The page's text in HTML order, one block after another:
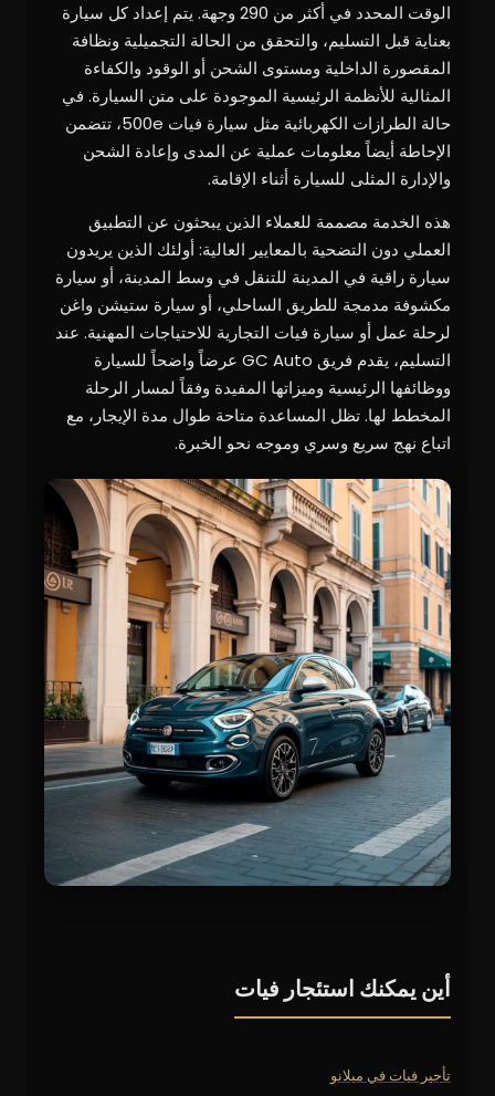
الوقت المحدد في أكثر من 290 وجهة. يتم إعداد كل سيارة
بعناية قبل التسليم، والتحقق من الحالة التجميلية ونظافة
المقصورة الداخلية ومستوى الشحن أو الوقود والكفاءة
المثالية للأنظمة الرئيسية الموجودة على متن السيارة. في
حالة الطرازات الكهربائية مثل سيارة فيات 500e، تتضمن
الإحاطة أيضاً معلومات عملية عن المدى وإعادة الشحن
والإدارة المثلى للسيارة أثناء الإقامة.
هذه الخدمة مصممة للعملاء الذين يبحثون عن التطبيق
العملي دون التضحية بالمعايير العالية: أولئك الذين يريدون
سيارة راقية في المدينة للتنقل في وسط المدينة، أو سيارة
مكشوفة مدمجة للطريق الساحلي، أو سيارة ستيشن واغن
لرحلة عمل أو سيارة فيات التجارية للاحتياجات المهنية. عند
التسليم، يقدم فريق GC Auto عرضاً واضحاً للسيارة
ووظائفها الرئيسية وميزاتها المفيدة وفقاً لمسار الرحلة
المخطط لها. تظل المساعدة متاحة طوال مدة الإيجار، مع
اتباع نهج سريع وسري وموجه نحو الخبرة.
أين يمكنك استئجار فيات
تأجير فيات في ميلانو